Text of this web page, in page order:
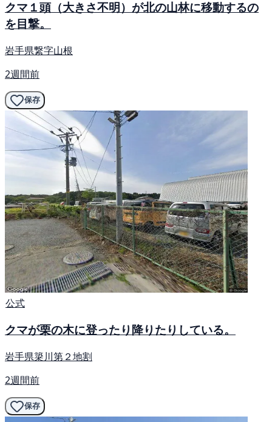
クマ１頭（大きさ不明）が北の山林に移動するの
を目撃。
岩手県繋字山根
2週間前
保存
公式
クマが栗の木に登ったり降りたりしている。
岩手県簗川第２地割
2週間前
保存